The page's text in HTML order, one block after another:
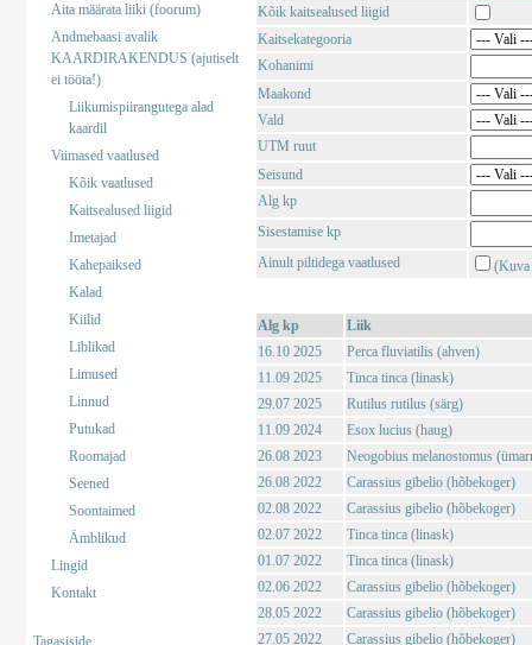
Aita määrata liiki (foorum)
Andmebaasi avalik
KAARDIRAKENDUS (ajutiselt
ei tööta!)
Liikumispiirangutega alad
kaardil
Viimased vaatlused
Kõik vaatlused
Kaitsealused liigid
Imetajad
Kahepaiksed
Kalad
Kiilid
Liblikad
Limused
Linnud
Putukad
Roomajad
Seened
Soontaimed
Ämblikud
Lingid
Kontakt
Tagasiside
Kõik kaitsealused liigid
Kaitsekategooria
Kohanimi
Maakond
Vald
UTM ruut
Seisund
Alg kp
Sisestamise kp
Ainult piltidega vaatlused
(Kuva
Alg kp
Liik
16.10 2025
Perca fluviatilis (ahven)
11.09 2025
Tinca tinca (linask)
29.07 2025
Rutilus rutilus (särg)
11.09 2024
Esox lucius (haug)
26.08 2023
Neogobius melanostomus
26.08 2022
Carassius gibelio (hõbekoger)
02.08 2022
Carassius gibelio (hõbekoger)
02.07 2022
Tinca tinca (linask)
01.07 2022
Tinca tinca (linask)
02.06 2022
Carassius gibelio (hõbekoger)
28.05 2022
Carassius gibelio (hõbekoger)
27.05 2022
Carassius gibelio (hõbekoger)